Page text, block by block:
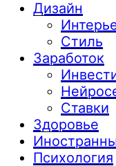
Дизайн
Стиль
Заработок
Ставки
Здоровье
Психология